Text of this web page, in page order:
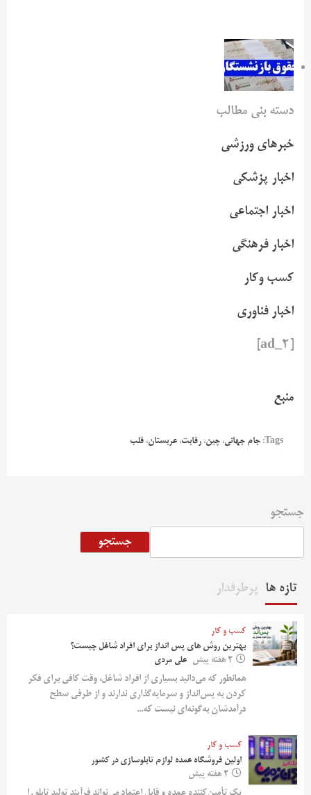
دسته بنی مطالب
خبرهای ورزشی
اخبار پزشکی
اخبار اجتماعی
اخبار فرهنگی
کسب وکار
اخبار فناوری
منبع
Tags: جام جهانی، چین، رقابت، عربستان، قلب
جستجو
جستجو
تازه ها پرطرفدار
کسب و کار
بهترین روش‌ های پس‌ انداز برای افراد شاغل چیست؟
2 هفته پیش
علی مردی
همانطور که می‌دانید بسیاری از افراد شاغل، وقت کافی برای فکر
کردن به پس‌انداز و سرمایه‌گذاری ندارند و از طرفی سطح
درآمدشان به‌گونه‌ای نیست که...
کسب و کار
اولین فروشگاه عمده لوازم تابلوسازی در کشور
2 هفته پیش